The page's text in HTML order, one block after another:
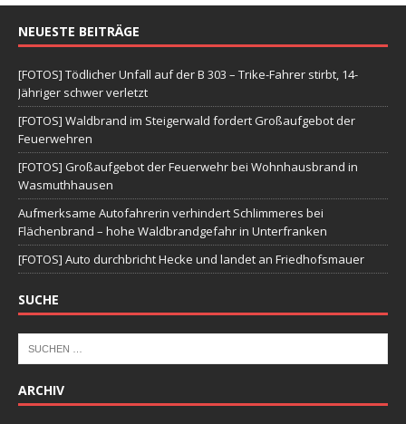
NEUESTE BEITRÄGE
[FOTOS] Tödlicher Unfall auf der B 303 – Trike-Fahrer stirbt, 14-
Jähriger schwer verletzt
[FOTOS] Waldbrand im Steigerwald fordert Großaufgebot der
Feuerwehren
[FOTOS] Großaufgebot der Feuerwehr bei Wohnhausbrand in
Wasmuthhausen
Aufmerksame Autofahrerin verhindert Schlimmeres bei
Flächenbrand – hohe Waldbrandgefahr in Unterfranken
[FOTOS] Auto durchbricht Hecke und landet an Friedhofsmauer
SUCHE
ARCHIV